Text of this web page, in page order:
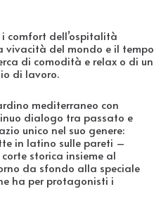
comfort dell’ospitalità
vivacità del mondo e il tempo
di comodità e relax o di un
di lavoro.
mediterraneo con
dialogo tra passato e
unico nel suo genere:
in latino sulle pareti –
storica insieme al
da sfondo alla speciale
ha per protagonisti i